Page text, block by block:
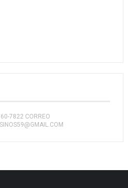
7822 CORREO